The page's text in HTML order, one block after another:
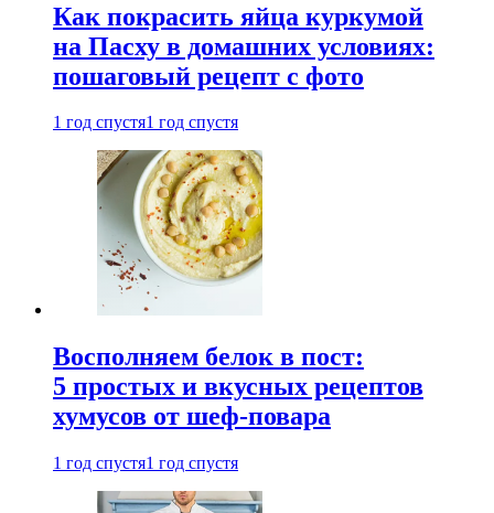
Как покрасить яйца куркумой
на Пасху в домашних условиях:
пошаговый рецепт с фото
1 год спустя1 год спустя
Восполняем белок в пост:
5 простых и вкусных рецептов
хумусов от шеф-повара
1 год спустя1 год спустя